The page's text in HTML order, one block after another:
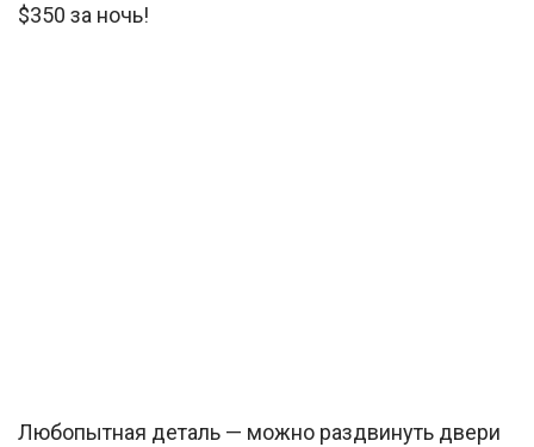
$350 за ночь!
Любопытная деталь — можно раздвинуть двери